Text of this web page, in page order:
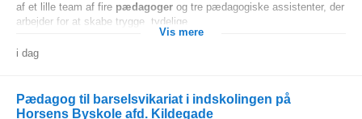
af et lille team af fire pædagoger og tre pædagogiske assistenter, der
arbejder for at skabe trygge, tydelige...
Vis mere
i dag
Pædagog til barselsvikariat i indskolingen på
Horsens Byskole afd. Kildegade